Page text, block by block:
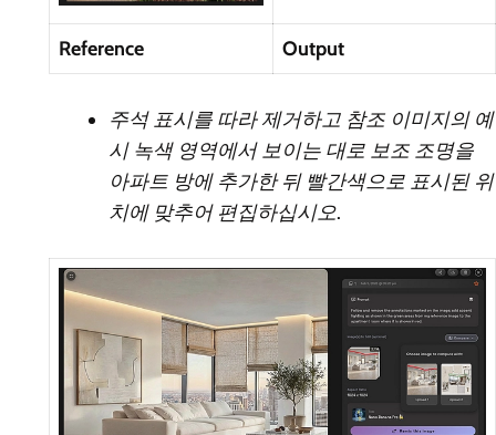
Reference Output
주석 표시를 따라 제거하고 참조 이미지의 예
시 녹색 영역에서 보이는 대로 보조 조명을
아파트 방에 추가한 뒤 빨간색으로 표시된 위
치에 맞추어 편집하십시오.